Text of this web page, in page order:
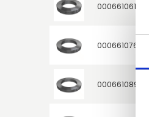
000661061
000661076
000661089